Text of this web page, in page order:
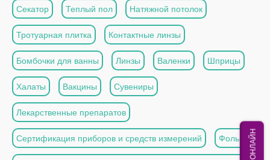
Секатор Теплый пол Натяжной потолок
Тротуарная плитка Контактные линзы
Бомбочки для ванны Линзы Валенки Шприцы
Халаты Вакцины Сувениры
Лекарственные препаратов
Сертификация приборов и средств измерений Фольга